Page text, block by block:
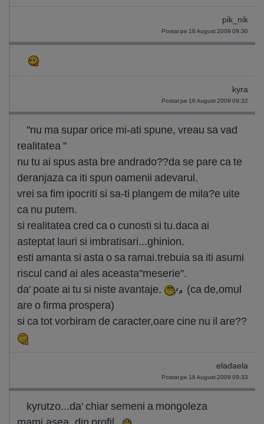
pik_nik
Postat pe 16 August 2009 09:30
kyra
Postat pe 16 August 2009 09:32
"nu ma supar orice mi-ati spune, vreau sa vad
realitatea "
nu tu ai spus asta bre andrado??da se pare ca te
deranjaza ca iti spun oamenii adevarul.
vrei sa fim ipocriti si sa-ti plangem de mila?e uite
ca nu putem.
si realitatea cred ca o cunosti si tu.daca ai
asteptat lauri si imbratisari...ghinion.
esti amanta si asta o sa ramai.trebuia sa iti asumi
riscul cand ai ales aceasta"meserie".
da' poate ai tu si niste avantaje.
(ca de,omul
are o firma prospera)
si ca tot vorbiram de caracter,oare cine nu il are??
eladaela
Postat pe 16 August 2009 09:33
kyrutzo...da' chiar semeni a mongoleza